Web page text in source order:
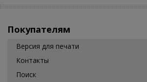
Покупателям
Версия для печати
Контакты
Поиск